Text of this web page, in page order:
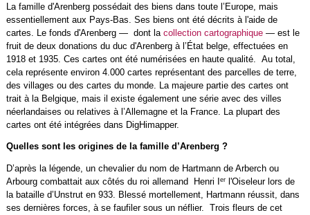
La famille d'Arenberg possédait des biens dans toute l’Europe, mais
essentiellement aux Pays-Bas. Ses biens ont été décrits à l'aide de
cartes. Le fonds d'Arenberg — dont la collection cartographique — est le
fruit de deux donations du duc d'Arenberg à l’État belge, effectuées en
1918 et 1935. Ces cartes ont été numérisées en haute qualité. Au total,
cela représente environ 4.000 cartes représentant des parcelles de terre,
des villages ou des cartes du monde. La majeure partie des cartes ont
trait à la Belgique, mais il existe également une série avec des villes
néerlandaises ou relatives à l’Allemagne et la France. La plupart des
cartes ont été intégrées dans DigHimapper.
Quelles sont les origines de la famille d’Arenberg ?
D’après la légende, un chevalier du nom de Hartmann de Arberch ou
Arbourg combattait aux côtés du roi allemand Henri I
erl'Oiseleur lors de
la bataille d’Unstrut en 933. Blessé mortellement, Hartmann réussit, dans
ses dernières forces, à se faufiler sous un néflier. Trois fleurs de cet